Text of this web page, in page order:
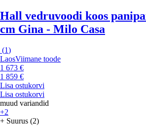
Hall vedruvoodi koos
cm Gina - Milo Casa
(1)
LaosViimane toode
1 673 €
1 859 €
Lisa ostukorvi
Lisa ostukorvi
muud variandid
+2
+ Suurus (2)